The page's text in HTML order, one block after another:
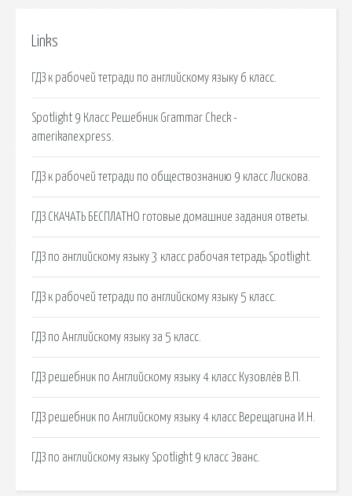
Links
ГДЗ к рабочей тетради по английскому языку 6 класс.
Spotlight 9 Класс Решебник Grammar Check -
amerikanexpress.
ГДЗ к рабочей тетради по обществознанию 9 класс Лискова.
ГДЗ СКАЧАТЬ БЕСПЛАТНО готовые домашние задания ответы.
ГДЗ по английскому языку 3 класс рабочая тетрадь Spotlight.
ГДЗ к рабочей тетради по английскому языку 5 класс.
ГДЗ по Английскому языку за 5 класс.
ГДЗ решебник по Английскому языку 4 класс Кузовлёв В.П.
ГДЗ решебник по Английскому языку 4 класс Верещагина И.Н.
ГДЗ по английскому языку Spotlight 9 класс Эванс.